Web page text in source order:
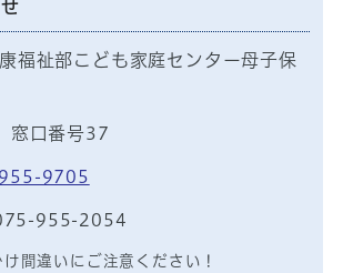
福祉部こども家庭センター母子保
口番号37
9705
955-2054
間違いにご注意ください！